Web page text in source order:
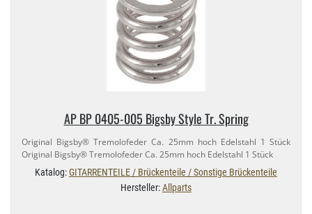
AP BP 0405-​005 Bigsby Style Tr. Spring
Original Bigsby® Tremolofeder Ca. 25mm hoch Edelstahl 1 Stück
Original Bigsby® Tremolofeder Ca. 25mm hoch Edelstahl 1 Stück
Katalog:GITARRENTEILE / Brückenteile / Sonstige Brückenteile
Hersteller:Allparts